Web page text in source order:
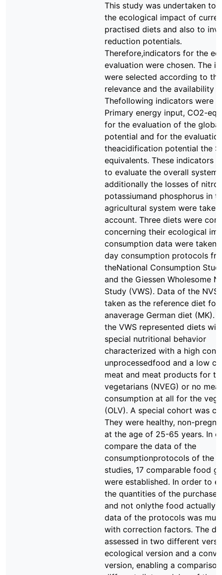
This study was undertaken to
the ecological impact of
practised diets and also to
reduction potentials.
Therefore,indicators for the
evaluation were chosen. The
were selected according to
relevance and the availability
Thefollowing indicators were
Primary energy input, CO2-
for the evaluation of the
potential and for the
theacidification potential the
equivalents. These indicators
to evaluate the overall system,
additionally the losses of
potassiumand phosphorus in
agricultural system were
account. Three diets were
concerning their ecological
consumption data were taken
day consumption protocols
theNational Consumption
and the Giessen Wholesome
Study (VWS). Data of the NVS
taken as the reference diet for
anaverage German diet (MK).
the VWS represented diets
special nutritional behavior
characterized with a high
unprocessedfood and a low
meat and meat products for
vegetarians (NVEG) or no meat
consumption at all for the
(OLV). A special cohort was
They were healthy, non-
at the age of 25-65 years. In
compare the data of the
consumptionprotocols of the
studies, 17 comparable food
were established. In order to
the quantities of the
and not onlythe food actually
data of the protocols was
with correction factors. The
assessed in two different
ecological version and a
version, enabling a